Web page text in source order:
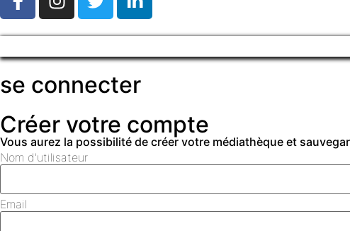
se connecter
Créer votre compte
Vous aurez la possibilité de créer votre médiathèque et
Nom d'utilisateur
Email